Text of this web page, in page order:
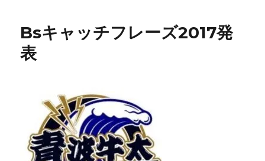
Bsキャッチフレーズ2017発
表